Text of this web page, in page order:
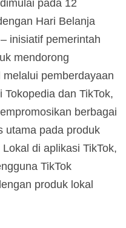
pada 12
Hari Belanja
inisiatif pemerintah
mendorong
pemberdayaan
dan TikTok,
berbagai
utama pada produk
di aplikasi TikTok,
TikTok
produk lokal